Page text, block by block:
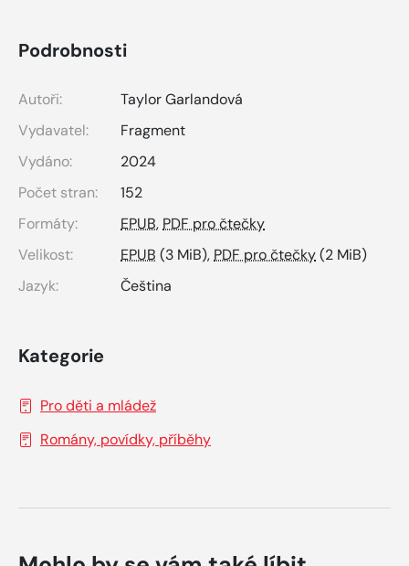
Podrobnosti
Autoři:
Taylor Garlandová
Vydavatel:
Fragment
Vydáno:
2024
Počet stran:
152
Formáty:
EPUB,PDF pro čtečky
Velikost:
EPUB (3 MiB),PDF pro čtečky(2 MiB)
Jazyk:
Čeština
Kategorie
Pro děti a mládež
Romány, povídky, příběhy